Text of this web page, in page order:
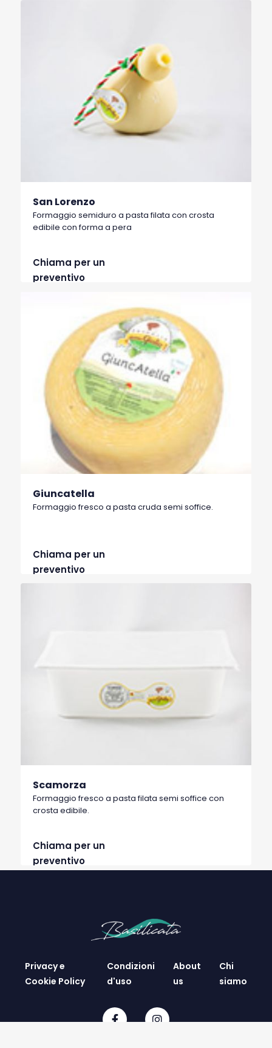
San Lorenzo
Formaggio semiduro a pasta filata con crosta
edibile con forma a pera
Chiama per un
preventivo
Giuncatella
Formaggio fresco a pasta cruda semi soffice.
Chiama per un
preventivo
Scamorza
Formaggio fresco a pasta filata semi soffice con
crosta edibile.
Chiama per un
preventivo
Privacy e
Cookie Policy
Condizioni
d'uso
About
us
Chi
siamo